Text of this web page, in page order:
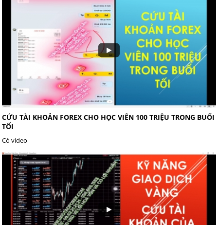
CỨU TÀI KHOẢN FOREX CHO HỌC VIÊN 100 TRIỆU TRONG BUỔI
TỐI
Có video